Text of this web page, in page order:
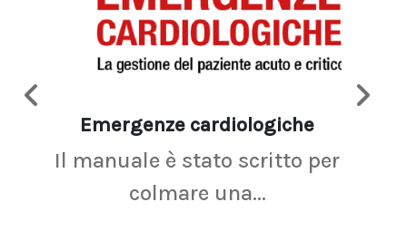
Emergenze cardiologiche
Il manuale è stato scritto per
colmare una...